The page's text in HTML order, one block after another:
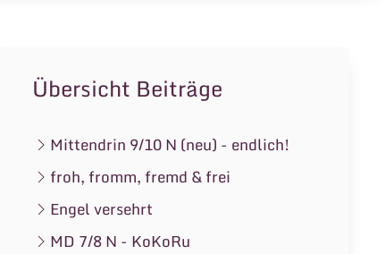
Übersicht Beiträge
Mittendrin 9/10 N (neu) - endlich!
froh, fromm, fremd & frei
Engel versehrt
MD 7/8 N - KoKoRu